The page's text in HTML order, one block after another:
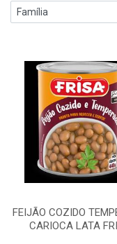
FEIJÃO COZIDO
CARIOCA LATA